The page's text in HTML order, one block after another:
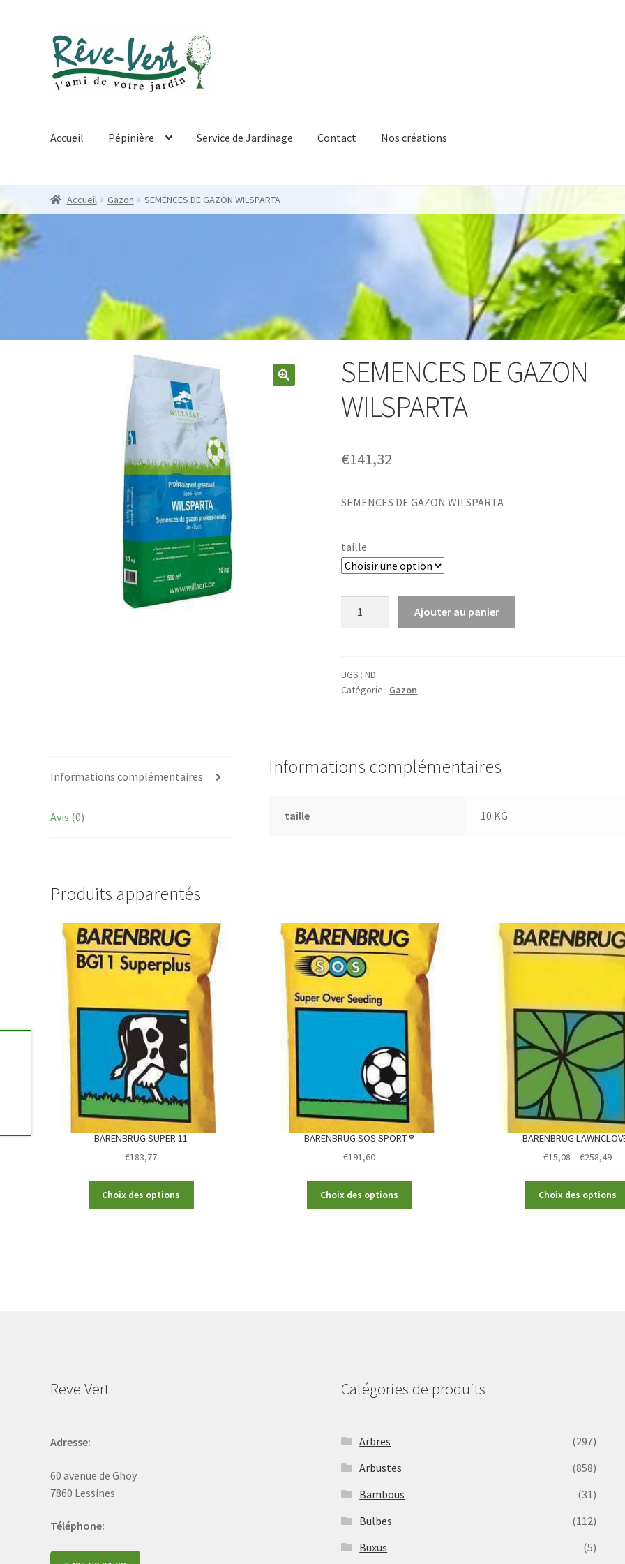
Skip
to
navigation
Skip
to
content
Accueil Pépinière Service de Jardinage Contact Nos créations
Accueil Gazon SEMENCES DE GAZON WILSPARTA
SEMENCES DE GAZON
WILSPARTA
€141,32
SEMENCES DE GAZON WILSPARTA
taille
GAZON
WILSPARTA
Ajouter au panier
UGS :ND
Catégorie : Gazon
Informations complémentaires
Avis (0)
Informations complémentaires
taille 10 KG
Produits apparentés
BARENBRUG SUPER 11
€183,77
Choix des options
BARENBRUG SOS SPORT ®
€191,60
Choix des options
page
BARENBRUG
€15,08 – €258,49
Choix des options
Reve Vert
Adresse:
60 avenue de Ghoy
7860 Lessines
Téléphone:
Catégories de produits
Arbres
(297)
Arbustes
(858)
Bambous
(31)
Bulbes
(112)
Buxus
(5)